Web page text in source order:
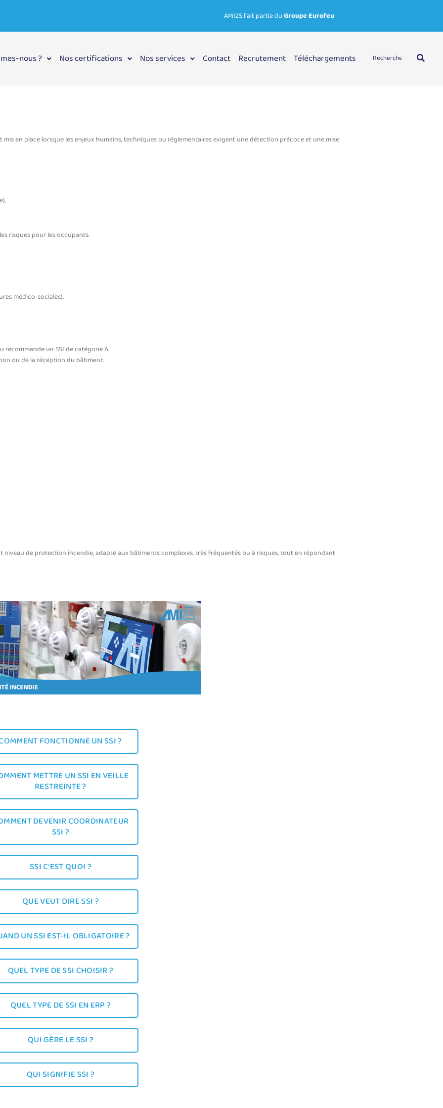
AMI2S fait partie duGroupe Eurofeu
nous ? Nos certifications Nos services Contact Recrutement Téléchargements
en place lorsque les enjeux humains, techniques ou réglementaires exigent une détection précoce et une mise
risques pour les occupants.
médico-sociales),
recommande un SSI de catégorie A.
ou de la réception du bâtiment.
niveau de protection incendie, adapté aux bâtiments complexes, très fréquentés ou à risques, tout en répondant
FONCTIONNE UN SSI ?
METTRE UN SSI EN VEILLE
RESTREINTE ?
DEVENIR COORDINATEUR
SSI ?
SSI C’EST QUOI ?
QUE VEUT DIRE SSI ?
UN SSI EST-IL OBLIGATOIRE ?
QUEL TYPE DE SSI CHOISIR ?
QUEL TYPE DE SSI EN ERP ?
QUI GÈRE LE SSI ?
QUI SIGNIFIE SSI ?